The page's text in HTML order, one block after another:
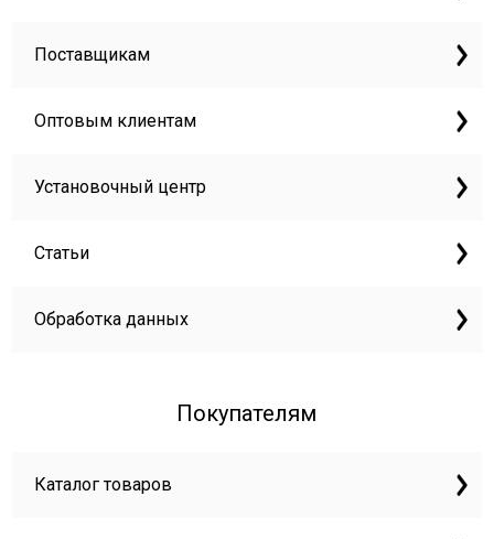
Поставщикам
Оптовым клиентам
Установочный центр
Статьи
Обработка данных
Покупателям
Каталог товаров